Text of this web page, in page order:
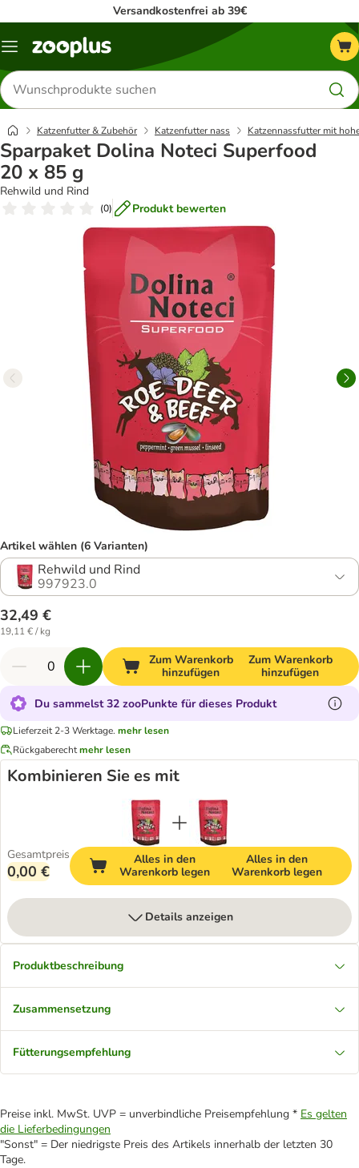
Versandkostenfrei ab 39€
Menü
Produkte
suchen
Katzenfutter & Zubehör Katzenfutter nass Katzennassfutter mit
Sparpaket Dolina Noteci Superfood
20 x 85 g
Rehwild und Rind
(0) Produkt bewerten
Artikel wählen (6 Varianten)
Rehwild und Rind
997923.0
32,49 €
19,11 € / kg
Zum Warenkorb
hinzufügen
Zum Warenkorb
hinzufügen
Du sammelst 32 zooPunkte für dieses Produkt
Lieferzeit 2-3 Werktage. mehr lesen
Rückgaberechtmehr lesen
Kombinieren Sie es mit
Gesamtpreis
0,00 €
Alles in den
Warenkorb legen
Alles in den
Warenkorb legen
Details anzeigen
Produktbeschreibung
Zusammensetzung
Fütterungsempfehlung
Preise inkl. MwSt. UVP = unverbindliche Preisempfehlung * Es gelten
die Lieferbedingungen
"Sonst" = Der niedrigste Preis des Artikels innerhalb der letzten 30
Tage.